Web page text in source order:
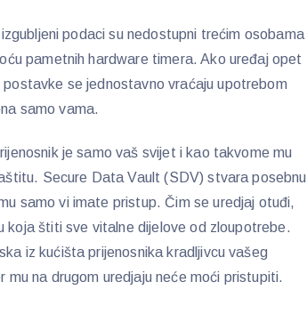
podaci su nedostupni trećim osobama
pametnih hardware timera. Ako uređaj opet
se jednostavno vraćaju upotrebom
samo vama.
je samo vaš svijet i kao takvome mu
Secure Data Vault (SDV) stvara posebnu
samo vi imate pristup. Čim se uredjaj otuđi,
koja štiti sve vitalne dijelove od zloupotrebe.
iz kućišta prijenosnika kradljivcu vašeg
mu na drugom uredjaju neće moći pristupiti.